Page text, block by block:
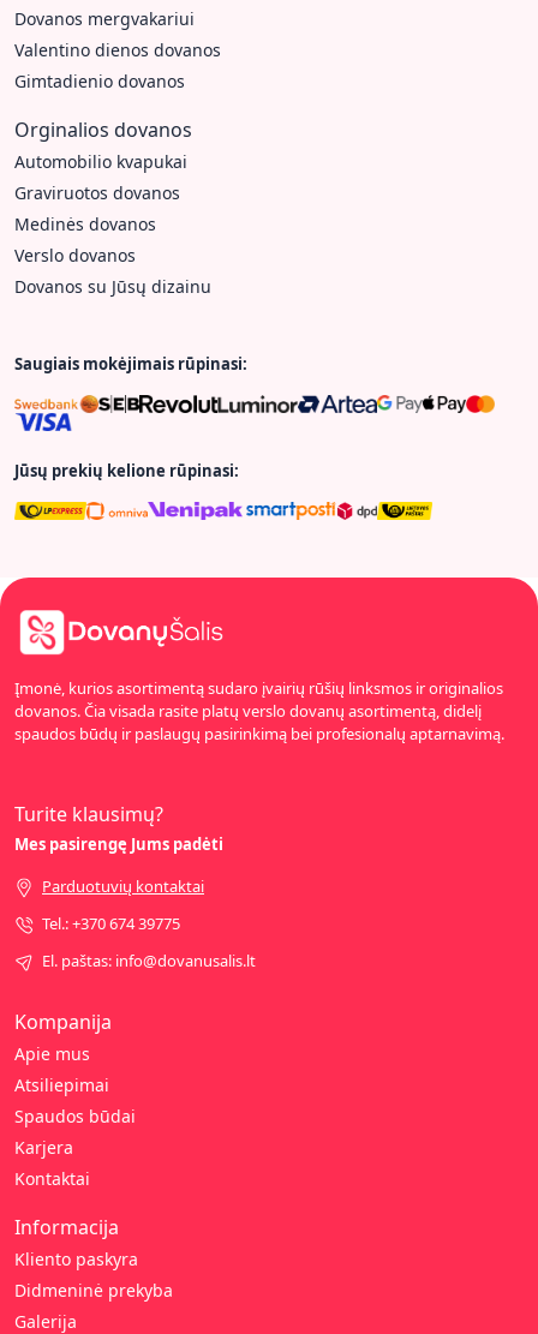
Dovanos mergvakariui
Valentino dienos dovanos
Gimtadienio dovanos
Orginalios dovanos
Automobilio kvapukai
Graviruotos dovanos
Medinės dovanos
Verslo dovanos
Dovanos su Jūsų dizainu
Saugiais mokėjimais rūpinasi:
Jūsų prekių kelione rūpinasi:
Įmonė, kurios asortimentą sudaro įvairių rūšių linksmos ir originalios
dovanos. Čia visada rasite platų verslo dovanų asortimentą, didelį
spaudos būdų ir paslaugų pasirinkimą bei profesionalų aptarnavimą.
Kompanija
Apie mus
Atsiliepimai
Spaudos būdai
Karjera
Kontaktai
Informacija
Kliento paskyra
Didmeninė prekyba
Galerija
Turite klausimų?
Mes pasirengę Jums padėti
Parduotuvių kontaktai
Tel.: +370 674 39775
El. paštas: info@dovanusalis.lt